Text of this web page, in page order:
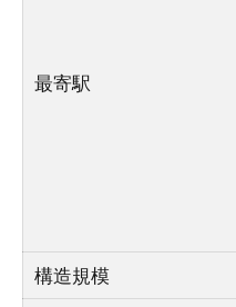
最寄駅
構造規模